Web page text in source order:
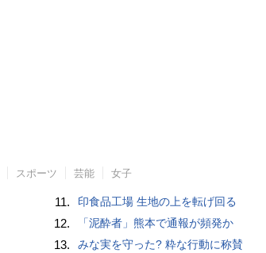
スポーツ 芸能 女子
11. 印食品工場 生地の上を転げ回る
12. 「泥酔者」熊本で通報が頻発か
13. みな実を守った? 粋な行動に称賛